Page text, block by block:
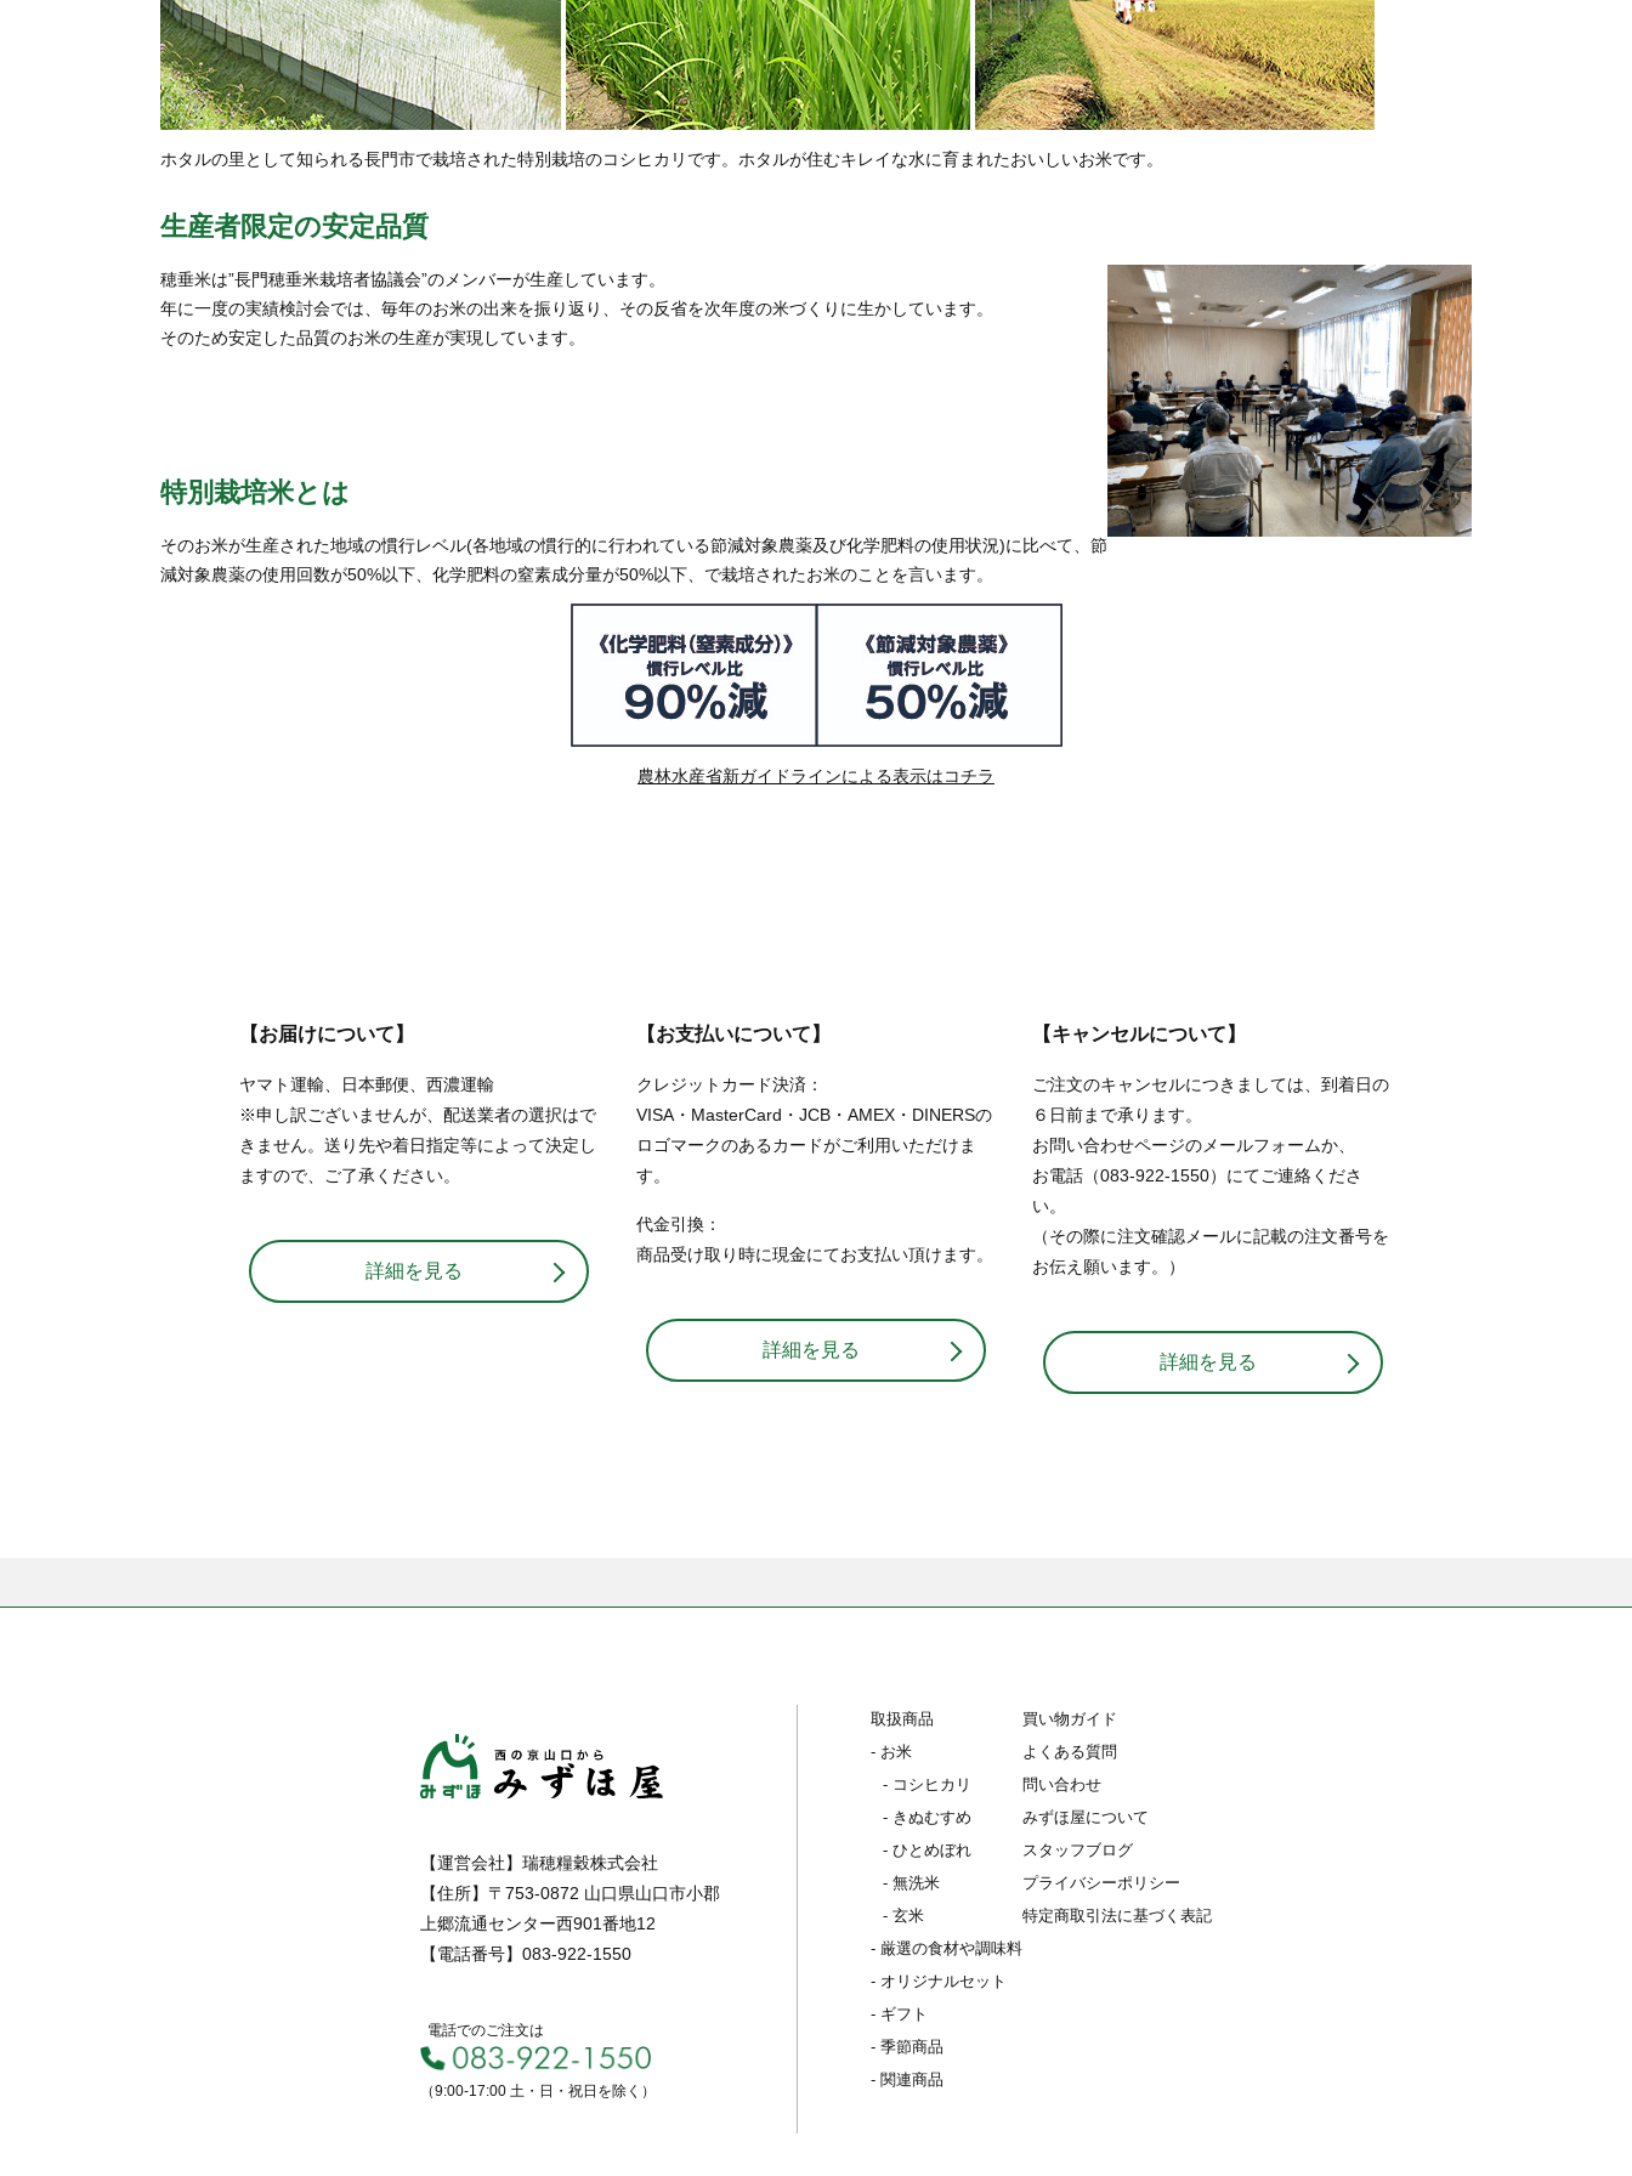
ホタルの里として知られる長門市で栽培された特別栽培のコシヒカリです。ホタルが住むキレイな水に育まれたおいしいお米です。
生産者限定の安定品質
穂垂米は”長門穂垂米栽培者協議会”のメンバーが生産しています。
年に一度の実績検討会では、毎年のお米の出来を振り返り、その反省を次年度の米づくりに生かしています。
そのため安定した品質のお米の生産が実現しています。
特別栽培米とは
そのお米が生産された地域の慣行レベル(各地域の慣行的に行われている節減対象農薬及び化学肥料の使用状況)に比べて、節
減対象農薬の使用回数が50%以下、化学肥料の窒素成分量が50%以下、で栽培されたお米のことを言います。
農林水産省新ガイドラインによる表示はコチラ
【お届けについて】
ヤマト運輸、日本郵便、西濃運輸
※申し訳ございませんが、配送業者の選択はで
きません。送り先や着日指定等によって決定し
ますので、ご了承ください。
詳細を見る
【お支払いについて】
クレジットカード決済：
VISA・MasterCard・JCB・AMEX・DINERSの
ロゴマークのあるカードがご利用いただけま
す。
代金引換：
商品受け取り時に現金にてお支払い頂けます。
詳細を見る
【キャンセルについて】
ご注文のキャンセルにつきましては、到着日の
６日前まで承ります。
お問い合わせページのメールフォームか、
お電話（083-922-1550）にてご連絡くださ
い。
（その際に注文確認メールに記載の注文番号を
お伝え願います。）
詳細を見る
【運営会社】瑞穂糧穀株式会社
【住所】〒753-0872 山口県山口市小郡
上郷流通センター西901番地12
【電話番号】083-922-1550
電話でのご注文は
（9:00-17:00 土・日・祝日を除く）
取扱商品
- お米
- コシヒカリ
- きぬむすめ
- ひとめぼれ
- 無洗米
- 玄米
- 厳選の食材や調味料
- オリジナルセット
- ギフト
- 季節商品
- 関連商品
買い物ガイド
よくある質問
問い合わせ
みずほ屋について
スタッフブログ
プライバシーポリシー
特定商取引法に基づく表記